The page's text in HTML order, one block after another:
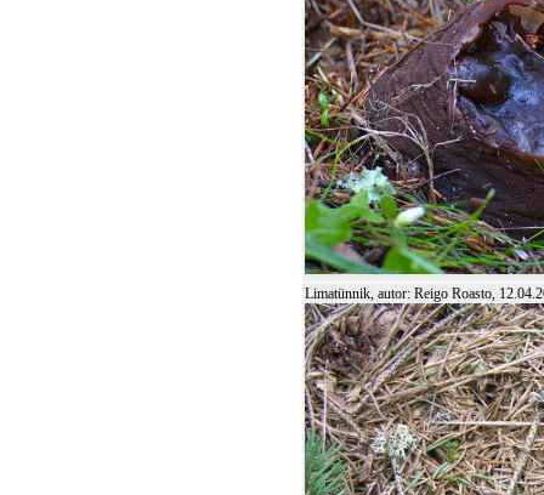
Limatünnik, autor: Reigo Roasto,